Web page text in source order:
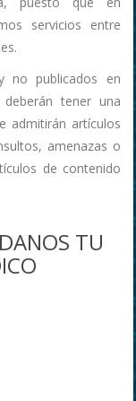
servicios entre
no publicados en
tener una
admitirán artículos
amenazas o
de contenido
TU